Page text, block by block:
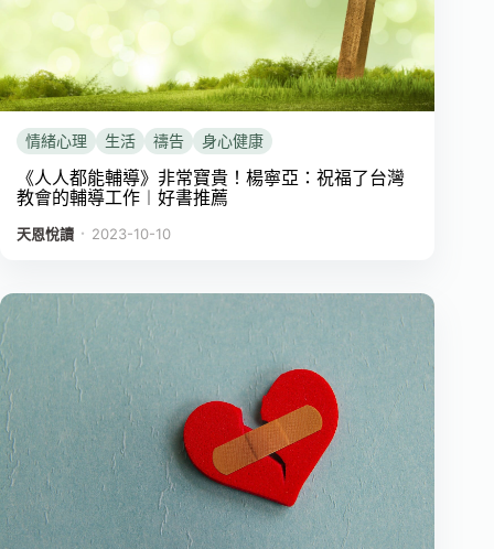
情緒心理 生活 禱告 身心健康
《人人都能輔導》非常寶貴！楊寧亞：祝福了台灣
教會的輔導工作︱好書推薦
天恩悅讀 ． 2023-10-10